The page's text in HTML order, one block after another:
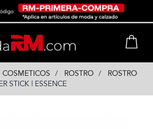
COSMETICOS ROSTRO
ROSTRO
STICK | ESSENCE